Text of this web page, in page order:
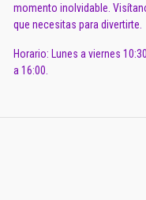
momento inolvidable.
que necesitas para divertirte.
Horario: Lunes a viernes
a 16:00.